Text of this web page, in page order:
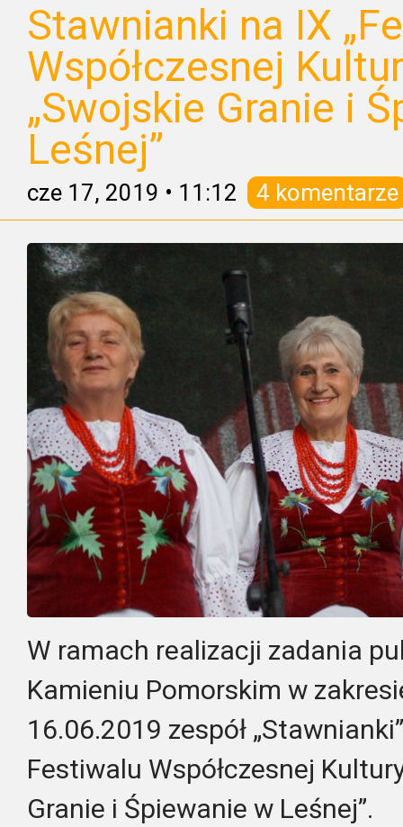
Stawnianki na IX
Współczesnej
„Swojskie Granie i
Leśnej”
cze 17, 2019 • 11:12 4 komentarze
W ramach realizacji zadania
Kamieniu Pomorskim w
16.06.2019 zespół
Festiwalu Współczesnej
Granie i Śpiewanie w Leśnej”.